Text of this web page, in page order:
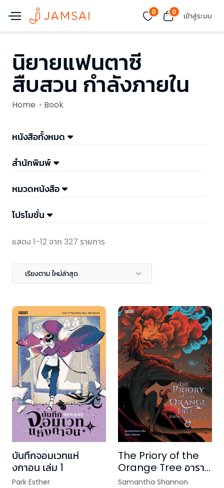
0 0 เข้าสู่ระบบ
นิยายแฟนตาซี
สืบสวน กำลังภายใน
Home Book
หนังสือทั้งหมด
สำนักพิมพ์
หมวดหนังสือ
โปรโมชั่น
แสดง 1-12 จาก 327 รายการ
เรียงตาม ใหม่ล่าสุด
บันทึกจอมเวทแห่
งกาอน เล่ม 1
Park Esther
The Priory of the
Orange Tree อาราม
เวทมังกรไร้นาม เล่ม 1
Samantha Shannon